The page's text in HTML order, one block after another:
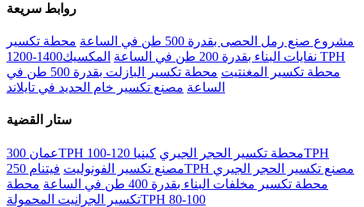
روابط سريعة
مشروع صنع رمل الحصى بقدرة 500 طن في الساعة
محطة تكسير
نفايات البناء بقدرة 200 طن في الساعة
المكسيك1400-1200 TPH
محطة تكسير المغنتيت
محطة تكسير البازلت بقدرة 500 طن في
الساعة مصنع تكسير خام الحديد في تايلاند
ستار القضية
عمان 300TPH محطة تكسير الحجر الجيري
كينيا 120-100TPH
مصنع تكسير الفونوليت
فيتنام 250TPH مصنع تكسير الحجر الجيري
محطة تكسير مخلفات البناء بقدرة 400 طن في الساعة
محطة
تكسير الجرانيت المحمولةTPH 80-100